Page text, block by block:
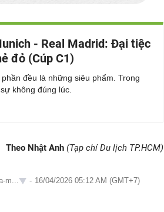
- Real Madrid: Đại tiệc
đỏ (Cúp C1)
đều là những siêu phẩm. Trong
không đúng lúc.
Theo Nhật Anh (Tạp chí Du lịch TP.HCM)
m... - 16/04/2026 05:12 AM (GMT+7)